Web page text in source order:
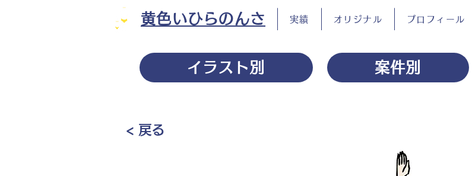
黄色いひらのんさ 実績 オリジナル プロフィール
イラスト別 案件別
< 戻る